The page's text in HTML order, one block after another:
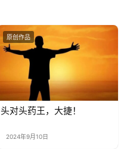
原创作品
头对头药王，大捷！
2024年9月10日